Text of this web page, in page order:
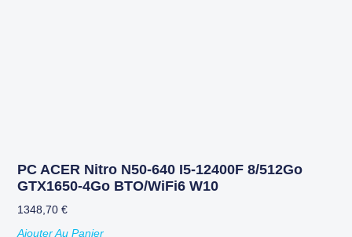
PC ACER Nitro N50-640 I5-12400F 8/512Go
GTX1650-4Go BTO/WiFi6 W10
1348,70€
Ajouter Au Panier